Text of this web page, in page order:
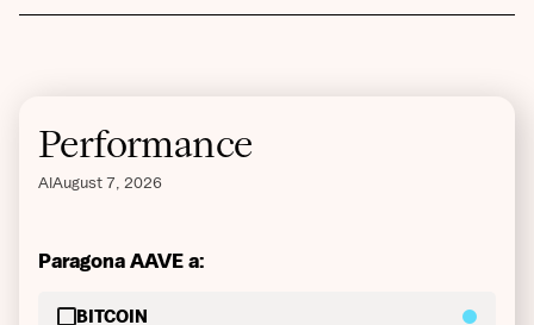
Performance
AlAugust 7, 2026
Paragona AAVE a:
BITCOIN